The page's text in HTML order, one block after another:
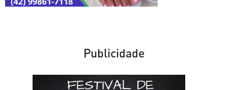
Publicidade